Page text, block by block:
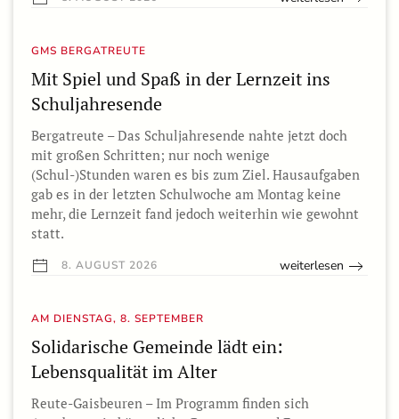
GMS BERGATREUTE
Mit Spiel und Spaß in der Lernzeit ins
Schuljahresende
Bergatreute – Das Schuljahresende nahte jetzt doch
mit großen Schritten; nur noch wenige
(Schul-)Stunden waren es bis zum Ziel. Hausaufgaben
gab es in der letzten Schulwoche am Montag keine
mehr, die Lernzeit fand jedoch weiterhin wie gewohnt
statt.
8. AUGUST 2026 weiterlesen
AM DIENSTAG, 8. SEPTEMBER
Solidarische Gemeinde lädt ein:
Lebensqualität im Alter
Reute-Gaisbeuren – Im Programm finden sich